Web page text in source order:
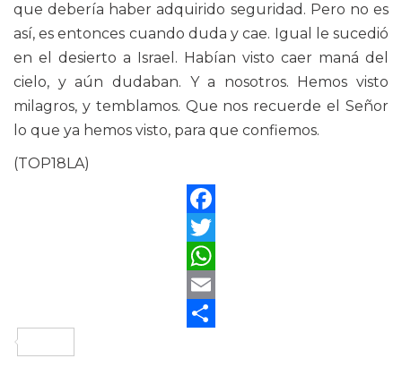
que debería haber adquirido seguridad. Pero no es
así, es entonces cuando duda y cae. Igual le sucedió
en el desierto a Israel. Habían visto caer maná del
cielo, y aún dudaban. Y a nosotros. Hemos visto
milagros, y temblamos. Que nos recuerde el Señor
lo que ya hemos visto, para que confiemos.
(TOP18LA)
Facebook
Twitter
WhatsApp
Email